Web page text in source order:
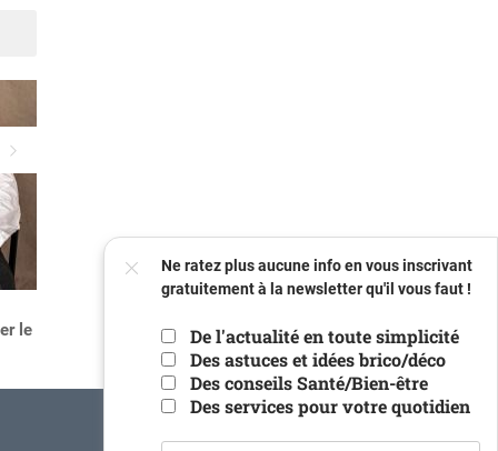
le
en plusieurs fois
Ne ratez plus aucune info en vous inscrivant
gratuitement à la newsletter qu'il vous faut !
De l'actualité en toute simplicité
Des astuces et idées brico/déco
Des conseils Santé/Bien-être
Des services pour votre quotidien